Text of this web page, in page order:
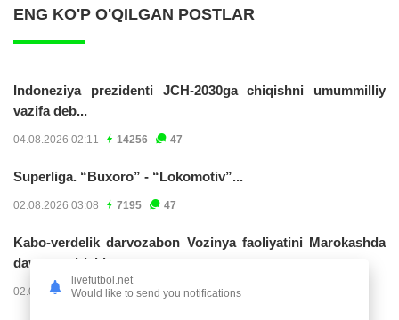
ENG KO'P O'QILGAN POSTLAR
Indoneziya prezidenti JCH-2030ga chiqishni umummilliy
vazifa deb...
04.08.2026 02:11 14256 47
Superliga. “Buxoro” - “Lokomotiv”...
02.08.2026 03:08 7195 47
Kabo-verdelik darvozabon Vozinya faoliyatini Marokashda
davom ettirishi...
02.08.2026 01:08 3939 47
livefutbol.net
Would like to send you notifications